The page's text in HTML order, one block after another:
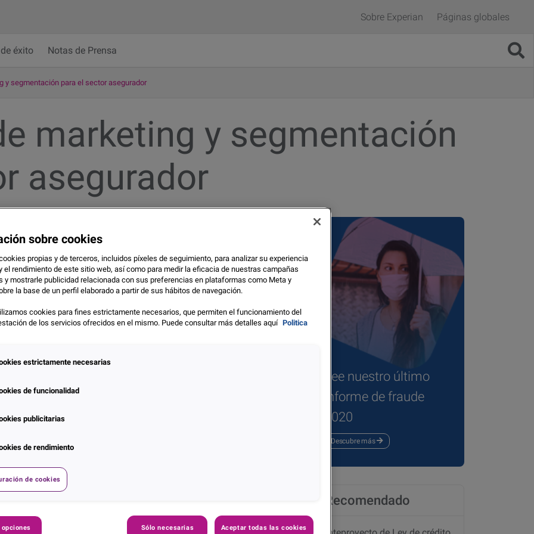
Sobre Experian Páginas globales
éxito Notas de Prensa
y segmentación para el sector asegurador
marketing y segmentación
asegurador
Intelligence
clientes (actuales y potenciales) es clave para el
maximiza la fidelidad, las tasas de retención
de clientes.
variables e indicadores específicos de su sector, y con
Lee nuestro último
informe de fraude
2020
Descubre más
Recomendado
sobre cookies
propias y de terceros, incluidos píxeles de seguimiento, para analizar su experiencia
el rendimiento de este sitio web, así como para medir la eficacia de nuestras campañas
y mostrarle publicidad relacionada con sus preferencias en plataformas como Meta y
la base de un perfil elaborado a partir de sus hábitos de navegación.
cookies para fines estrictamente necesarios, que permiten el funcionamiento del
de los servicios ofrecidos en el mismo. Puede consultar más detalles aquí Politica
estrictamente necesarias
de funcionalidad
publicitarias
de rendimiento
de cookies
Sólo necesarias Aceptar todas las cookies